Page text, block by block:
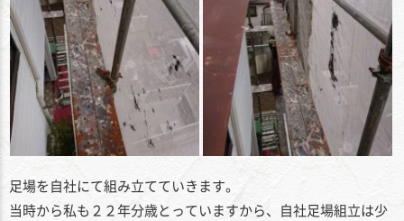
足場を自社にて組み立てていきます。
当時から私も２２年分歳とっていますから、自社足場組立は少